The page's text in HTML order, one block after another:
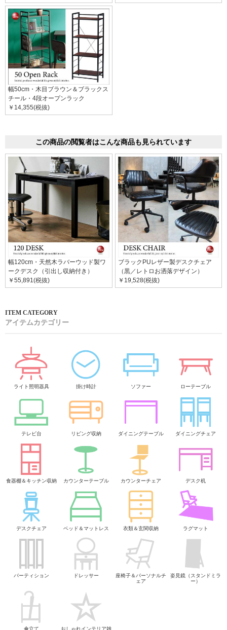
幅50cm・木目ブラウン＆ブラックス
チール・4段オープンラック
￥14,355(税抜)
この商品の閲覧者はこんな商品も見られています
幅120cm・天然木ラバーウッド製ワ
ークデスク（引出し収納付き）
￥55,891(税抜)
ブラックPUレザー製デスクチェア
（黒／レトロお洒落デザイン）
￥19,528(税抜)
アイテムカテゴリー
ライト照明器具 掛け時計 ソファー ローテーブル
テレビ台 リビング収納 ダイニングテーブル ダイニングチェア
食器棚＆キッチン収納 カウンターテーブル カウンターチェア デスク机
デスクチェア ベッド＆マットレス 衣類＆玄関収納 ラグマット
パーティション ドレッサー
座椅子＆パーソナルチ
ェア
姿見鏡（スタンドミラ
ー）
傘立て おしゃれインテリア雑